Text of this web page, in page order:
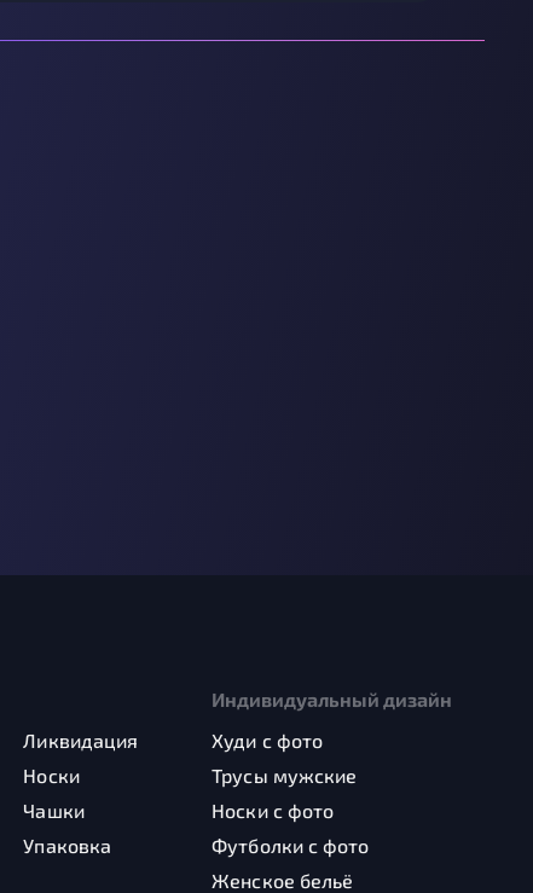
Ликвидация
Носки
Чашки
Упаковка
Индивидуальный дизайн
Худи с фото
Трусы мужские
Носки с фото
Футболки с фото
Женское бельё